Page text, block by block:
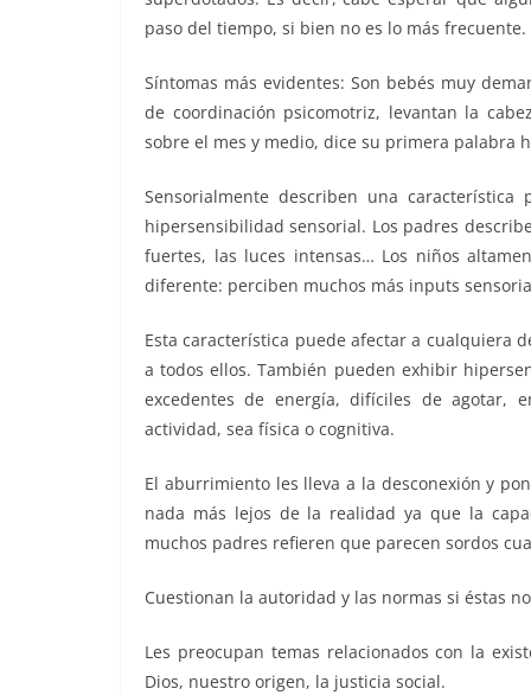
paso del tiempo, si bien no es lo más frecuente.
Síntomas más evidentes: Son bebés muy
de coordinación psicomotriz, levantan la
sobre el mes y medio, dice su primera palabra
Sensorialmente describen una
hipersensibilidad sensorial. Los padres
fuertes, las luces intensas… Los niños
diferente: perciben muchos más inputs
Esta característica puede afectar a cualquiera
a todos ellos. También pueden exhibir
excedentes de energía, difíciles de agotar,
actividad, sea física o cognitiva.
El aburrimiento les lleva a la desconexión y
nada más lejos de la realidad ya que la
muchos padres refieren que parecen sordos
Cuestionan la autoridad y las normas si éstas
Les preocupan temas relacionados con la
Dios, nuestro origen, la justicia social.